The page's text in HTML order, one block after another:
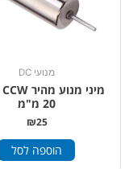
מנועי DC
20 מ"מ
₪25
הוספה לסל